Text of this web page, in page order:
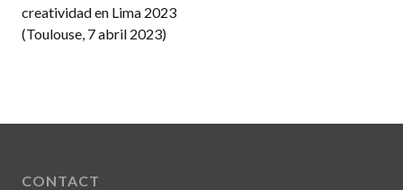
creatividad en Lima 2023
(Toulouse, 7 abril 2023)
CONTACT